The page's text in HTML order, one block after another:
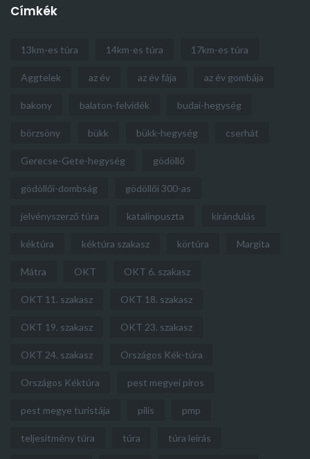
Címkék
13km-es túra 14km-es túra 17km-es túra
Aggtelek az év az év fája az év gombája
bakony balaton-felvidék budai-hegység
börzsöny bükk bükk-hegység cserhát
Gerecse-Gete-hegység gödöllő
gödöllői-dombság gödöllői 300-as
jelvényszerző túra katalinpuszta kirándulás
kéktúra kéktúra szakasz körtúra Margita
Mátra OKT OKT 6. szakasz
OKT 11. szakasz OKT 18. szakasz
OKT 19. szakasz OKT 23. szakasz
OKT 24. szakasz Országos Kék-túra
Országos Kéktúra pest megyei piros
pest megye turistája pilis pmp
teljesítmény túra túra túra leírás